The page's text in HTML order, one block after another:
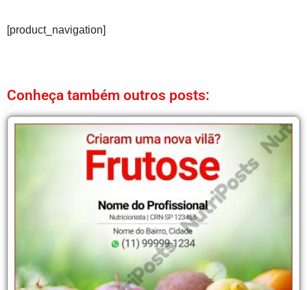
[product_navigation]
Conheça também outros posts: